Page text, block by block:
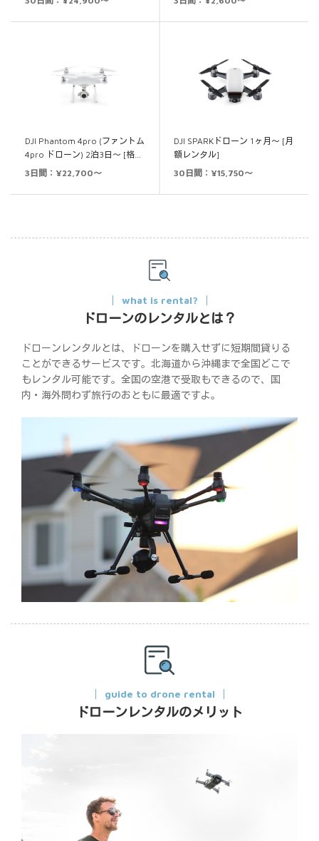
DJI Phantom 4pro (ファントム
4pro ドローン) 2泊3日～ [格…
3日間：¥22,700～
DJI SPARKドローン 1ヶ月～ [月
額レンタル]
30日間：¥15,750～
what is rental?
ドローンのレンタルとは？
ドローンレンタルとは、ドローンを購入せずに短期間貸りる
ことができるサービスです。北海道から沖縄まで全国どこで
もレンタル可能です。全国の空港で受取もできるので、国
内・海外問わず旅行のおともに最適ですよ。
guide to drone rental
ドローンレンタルのメリット